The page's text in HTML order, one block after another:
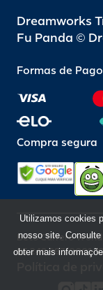
Dreamworks
Fu Panda ©
Formas de Pago
Compra segura
Beto Carrero
85.248.987/0001-
Política de
Utilizamos cookies
nosso site.
obter mais